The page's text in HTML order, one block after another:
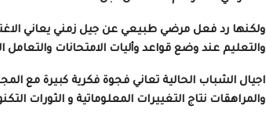
ولكنها رد فعل مرضي طبيعي عن جيل زمني يعاني
والتعليم عند وضع قواعد وأليات الامتحانات والتعامل
اجيال الشباب الحالية تعاني فجوة فكرية كبيرة مع
والمراهقات نتاج التغييرات المعلوماتية و الثورات